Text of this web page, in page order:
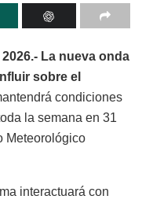
La nueva onda
sobre el
condiciones
la semana en 31
Meteorológico
interactuará con